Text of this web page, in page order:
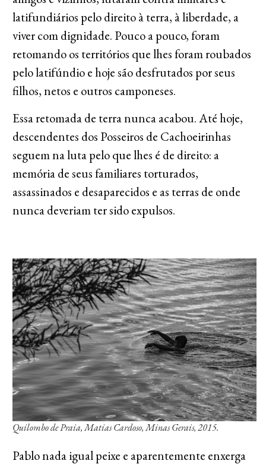
latifundiários pelo direito à terra, à liberdade, a
viver com dignidade. Pouco a pouco, foram
retomando os territórios que lhes foram roubados
pelo latifúndio e hoje são desfrutados por seus
filhos, netos e outros camponeses.
Essa retomada de terra nunca acabou. Até hoje,
descendentes dos Posseiros de Cachoeirinhas
seguem na luta pelo que lhes é de direito: a
memória de seus familiares torturados,
assassinados e desaparecidos e as terras de onde
nunca deveriam ter sido expulsos.
Quilombo de Praia, Matias Cardoso, Minas Gerais, 2015.
Pablo nada igual peixe e aparentemente enxerga